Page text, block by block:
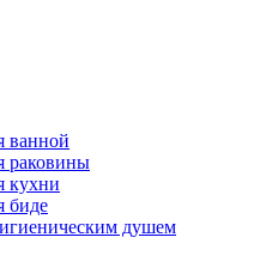
ванной
раковины
кухни
биде
душем